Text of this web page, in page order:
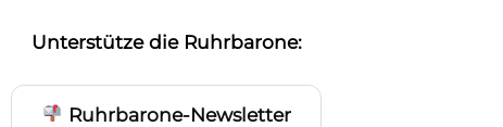
Unterstütze die Ruhrbarone:
Ruhrbarone-Newsletter